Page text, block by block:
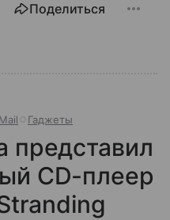
Поделиться
Гаджеты
представил
CD-плеер